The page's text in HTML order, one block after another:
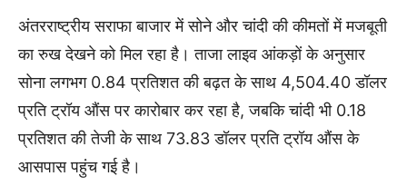
अंतरराष्ट्रीय सराफा बाजार में सोने और चांदी की कीमतों में मजबूती
का रुख देखने को मिल रहा है। ताजा लाइव आंकड़ों के अनुसार
सोना लगभग 0.84 प्रतिशत की बढ़त के साथ 4,504.40 डॉलर
प्रति ट्रॉय औंस पर कारोबार कर रहा है, जबकि चांदी भी 0.18
प्रतिशत की तेजी के साथ 73.83 डॉलर प्रति ट्रॉय औंस के
आसपास पहुंच गई है।